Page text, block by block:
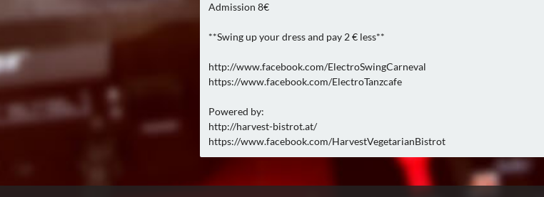
Admission 8€
**Swing up your dress and pay 2 € less**
http://www.facebook.com/ElectroSwingCarneval
https://www.facebook.com/ElectroTanzcafe
Powered by:
http://harvest-bistrot.at/
https://www.facebook.com/HarvestVegetarianBistrot